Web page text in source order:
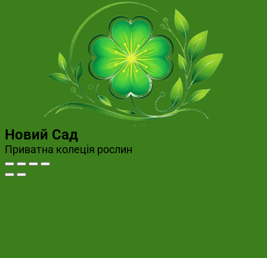
Новий Сад
Приватна колеція рослин